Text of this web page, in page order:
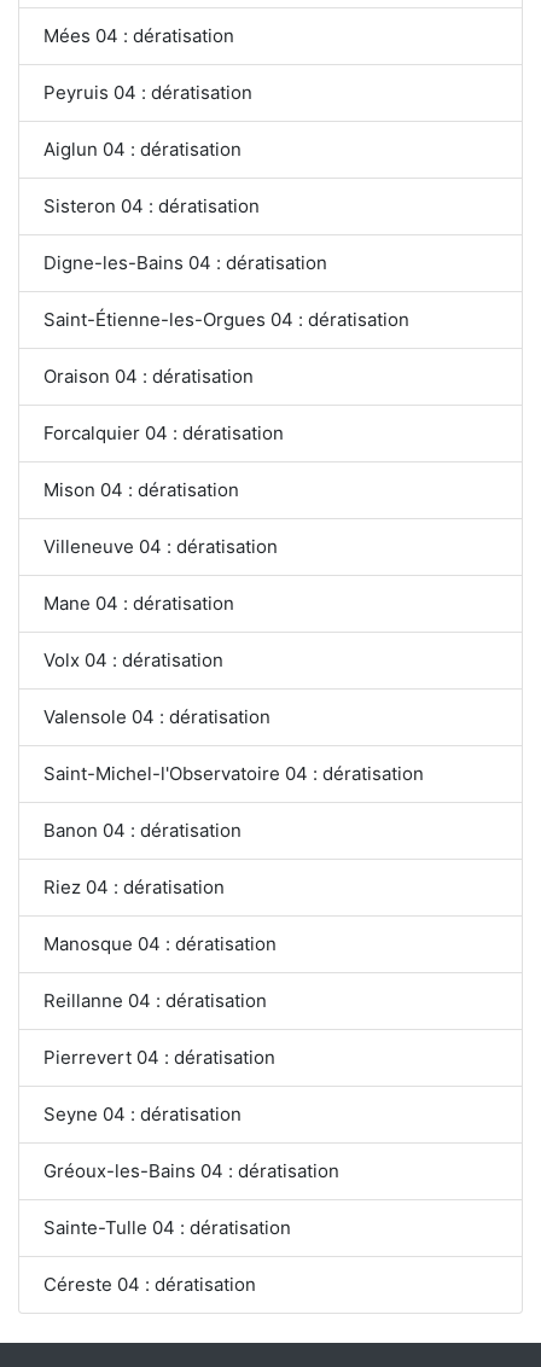
Mées 04 : dératisation
Peyruis 04 : dératisation
Aiglun 04 : dératisation
Sisteron 04 : dératisation
Digne-les-Bains 04 : dératisation
Saint-Étienne-les-Orgues 04 : dératisation
Oraison 04 : dératisation
Forcalquier 04 : dératisation
Mison 04 : dératisation
Villeneuve 04 : dératisation
Mane 04 : dératisation
Volx 04 : dératisation
Valensole 04 : dératisation
Saint-Michel-l'Observatoire 04 : dératisation
Banon 04 : dératisation
Riez 04 : dératisation
Manosque 04 : dératisation
Reillanne 04 : dératisation
Pierrevert 04 : dératisation
Seyne 04 : dératisation
Gréoux-les-Bains 04 : dératisation
Sainte-Tulle 04 : dératisation
Céreste 04 : dératisation